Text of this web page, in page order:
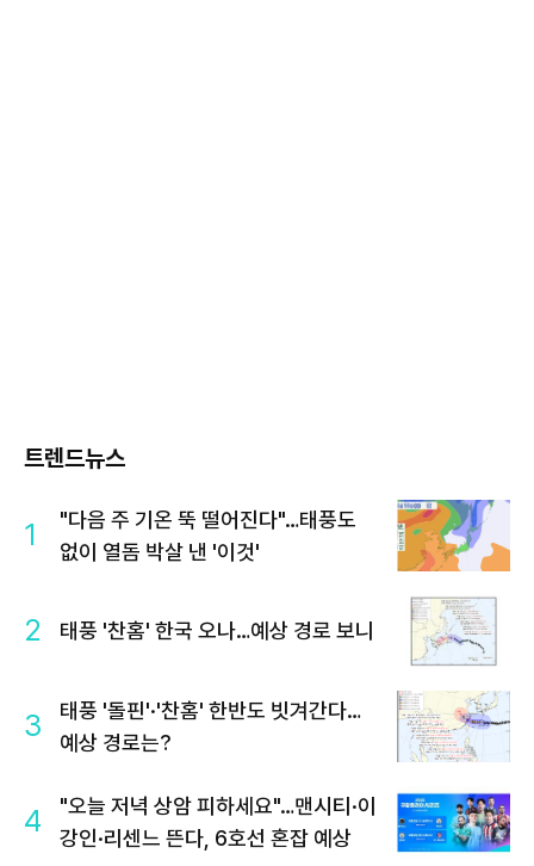
트렌드뉴스
1
"다음 주 기온 뚝 떨어진다"…태풍도
없이 열돔 박살 낸 '이것'
2 태풍 '찬홈' 한국 오나…예상 경로 보니
3
태풍 '돌핀'·'찬홈' 한반도 빗겨간다…
예상 경로는?
4
"오늘 저녁 상암 피하세요"…맨시티·이
강인·리센느 뜬다, 6호선 혼잡 예상